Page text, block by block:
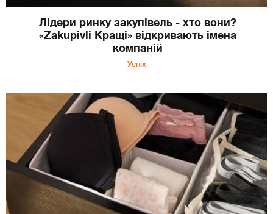
Лідери ринку закупівель - хто вони?
«Zakupivli Кращі» відкривають імена
компаній
Успіх